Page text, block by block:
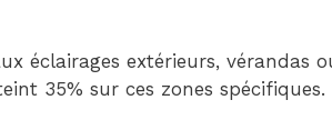
éclairages extérieurs, vérandas
35% sur ces zones spécifiques.